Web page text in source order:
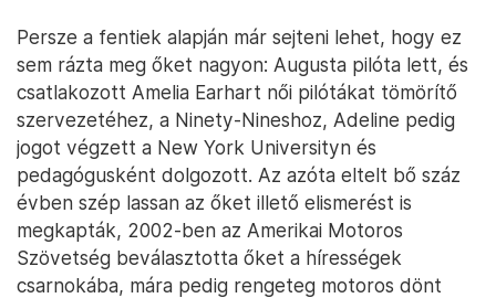
Persze a fentiek alapján már sejteni lehet, hogy ez
sem rázta meg őket nagyon: Augusta pilóta lett, és
csatlakozott Amelia Earhart női pilótákat tömörítő
szervezetéhez, a Ninety-Nineshoz, Adeline pedig
jogot végzett a New York Universityn és
pedagógusként dolgozott. Az azóta eltelt bő száz
évben szép lassan az őket illető elismerést is
megkapták, 2002-ben az Amerikai Motoros
Szövetség beválasztotta őket a hírességek
csarnokába, mára pedig rengeteg motoros dönt